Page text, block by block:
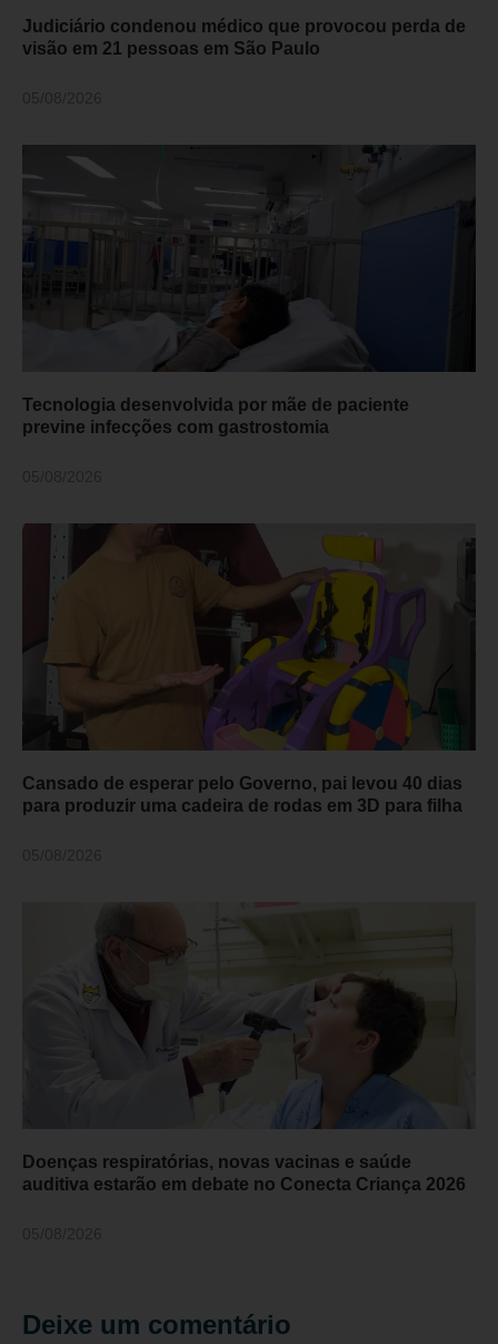
Judiciário condenou médico que provocou perda de
visão em 21 pessoas em São Paulo
Tecnologia desenvolvida por mãe de paciente
previne infecções com gastrostomia
Cansado de esperar pelo Governo, pai levou 40 dias
para produzir uma cadeira de rodas em 3D para filha
Doenças respiratórias, novas vacinas e saúde
auditiva estarão em debate no Conecta Criança 2026
Deixe um comentário